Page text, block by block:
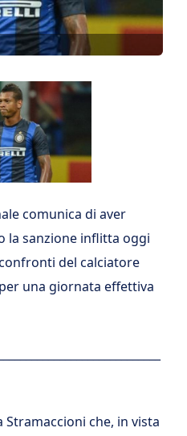
comunica di aver
la sanzione inflitta oggi
del calciatore
una giornata effettiva
che, in vista